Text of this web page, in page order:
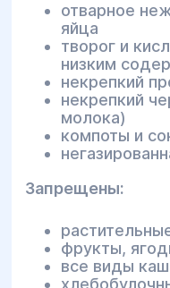
отварное
яйца
творог и
низким
некрепкий
некрепкий
молока)
компоты и
Запрещены:
фрукты,
все виды